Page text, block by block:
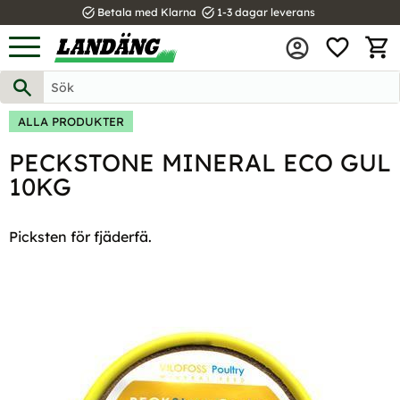
Meny
task_alt Betala med Klarna task_alt 1-3 dagar leverans
ALLA PRODUKTER
PECKSTONE MINERAL ECO GUL
10KG
Picksten för fjäderfä.